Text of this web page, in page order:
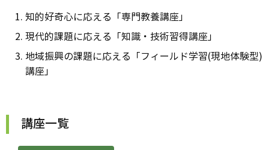
知的好奇心に応える「専門教養講座」
現代的課題に応える「知識・技術習得講座」
地域振興の課題に応える「フィールド学習(現地体験型)
講座」
講座一覧